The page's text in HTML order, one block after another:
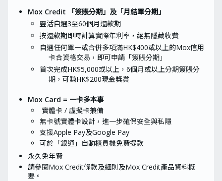
Mox Credit 「簽賬分期」及「月結單分期」
靈活自選3至60個月還款期
按還款期即時計算實際年利率，絕無隱藏收費
自選任何單一或合併多項滿HK$400或以上的Mox信用
卡合資格交易，即可申請「簽賬分期」
首次完成HK$5,000或以上，6個月或以上分期簽賬分
期，可賺HK$200現金獎賞
Mox Card = 一卡多本事
實體卡 / 虛擬卡兼備
無卡號實體卡設計，進一步確保安全與私隱
支援Apple Pay及Google Pay
可於「銀通」自動櫃員機免費提款
永久免年費
請參閱Mox Credit條款及細則及Mox Credit產品資料概
要。